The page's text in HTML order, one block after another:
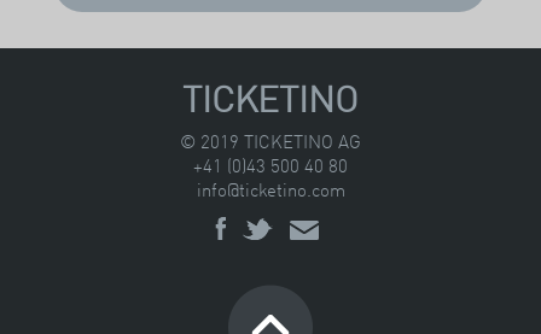
TICKETINO
© 2019 TICKETINO AG
+41 (0)43 500 40 80
info@ticketino.com